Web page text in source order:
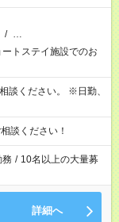
/ …
トステイ施設でのお
談ください。 ※日勤、
談ください！
務 / 10名以上の大量募
詳細へ